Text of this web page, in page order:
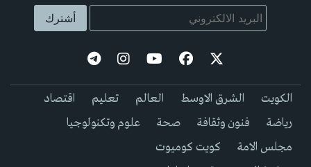
الكويت الشرق الاوسط العالم تعليم
اقتصاد
رياضة
فنون وثقافة صحة
علوم وتكنولوجيا
مجلس الامة
كويت كوميوت